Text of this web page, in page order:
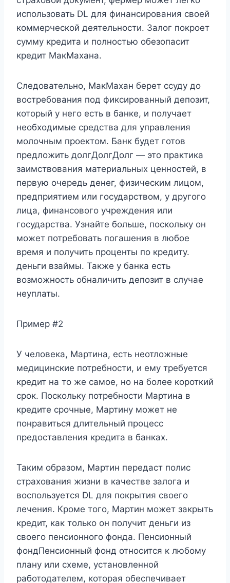
использовать DL для финансирования своей
коммерческой деятельности. Залог покроет
сумму кредита и полностью обезопасит
кредит МакМахана.
Следовательно, МакМахан берет ссуду до
востребования под фиксированный депозит,
который у него есть в банке, и получает
необходимые средства для управления
молочным проектом. Банк будет готов
предложить долгДолгДолг — это практика
заимствования материальных ценностей, в
первую очередь денег, физическим лицом,
предприятием или государством, у другого
лица, финансового учреждения или
государства. Узнайте больше, поскольку он
может потребовать погашения в любое
время и получить проценты по кредиту.
деньги взаймы. Также у банка есть
возможность обналичить депозит в случае
неуплаты.
Пример #2
У человека, Мартина, есть неотложные
медицинские потребности, и ему требуется
кредит на то же самое, но на более короткий
срок. Поскольку потребности Мартина в
кредите срочные, Мартину может не
понравиться длительный процесс
предоставления кредита в банках.
Таким образом, Мартин передаст полис
страхования жизни в качестве залога и
воспользуется DL для покрытия своего
лечения. Кроме того, Мартин может закрыть
кредит, как только он получит деньги из
своего пенсионного фонда. Пенсионный
фондПенсионный фонд относится к любому
плану или схеме, установленной
работодателем, которая обеспечивает